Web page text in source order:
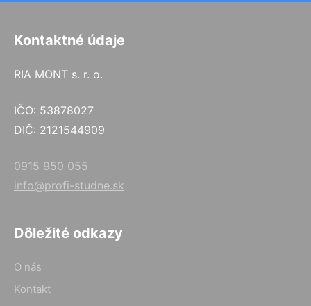
Kontaktné údaje
RIA MONT s. r. o.
IČO: 53878027
DIČ: 2121544909
0915 950 055
info@profi-studne.sk
Dôležité odkazy
O nás
Kontakt